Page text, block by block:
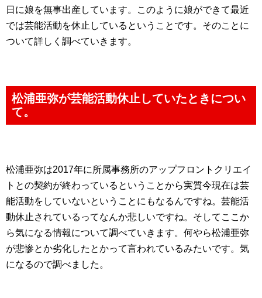
日に娘を無事出産しています。このように娘ができて最近
では芸能活動を休止しているということです。そのことに
ついて詳しく調べていきます。
松浦亜弥が芸能活動休止していたときについ
て。
松浦亜弥は2017年に所属事務所のアップフロントクリエイ
トとの契約が終わっているということから実質今現在は芸
能活動をしていないということにもなるんですね。芸能活
動休止されているってなんか悲しいですね。そしてここか
ら気になる情報について調べていきます。何やら松浦亜弥
が悲惨とか劣化したとかって言われているみたいです。気
になるので調べました。